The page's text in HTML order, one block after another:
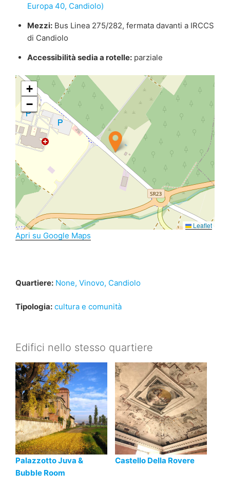
Europa 40, Candiolo)
Mezzi:Bus Linea 275/282, fermata davanti a IRCCS
di Candiolo
Accessibilità sedia a rotelle:parziale
+
−
Leaflet
Apri su Google Maps
Quartiere: None, Vinovo, Candiolo
Tipologia: cultura e comunità
Edifici nello stesso quartiere
Palazzotto Juva &
Bubble Room
Castello Della Rovere